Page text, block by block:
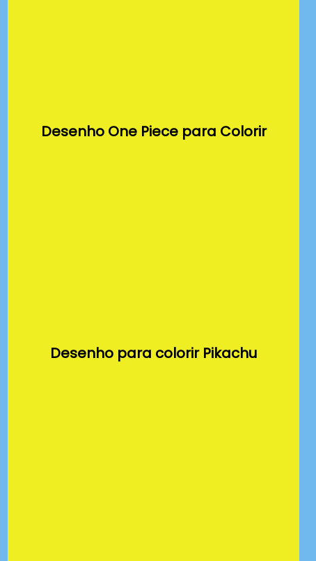
Desenho One Piece para Colorir
Desenho para colorir Pikachu